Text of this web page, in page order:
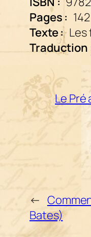
Pages : 142
Texte : Les
Traduction
Le Pré
←
Bates)